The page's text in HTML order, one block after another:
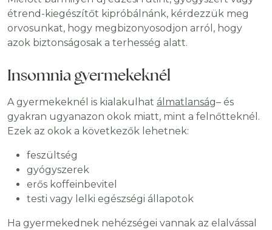
étrend-kiegészítőt kipróbálnánk, kérdezzük meg
orvosunkat, hogy megbizonyosodjon arról, hogy
azok biztonságosak a terhesség alatt.
Insomnia gyermekeknél
A gyermekeknél is kialakulhat álmatlanság– és
gyakran ugyanazon okok miatt, mint a felnőtteknél.
Ezek az okok a következők lehetnek:
feszültség
gyógyszerek
erős koffeinbevitel
testi vagy lelki egészségi állapotok
Ha gyermekednek nehézségei vannak az elalvással